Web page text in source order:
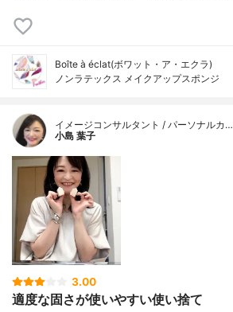
Boîte à éclat(ボワット・ア・エクラ)
ノンラテックス メイクアップスポンジ
イメージコンサルタント / パーソナルカ…
小島 葉子
3.00
適度な固さが使いやすい使い捨て